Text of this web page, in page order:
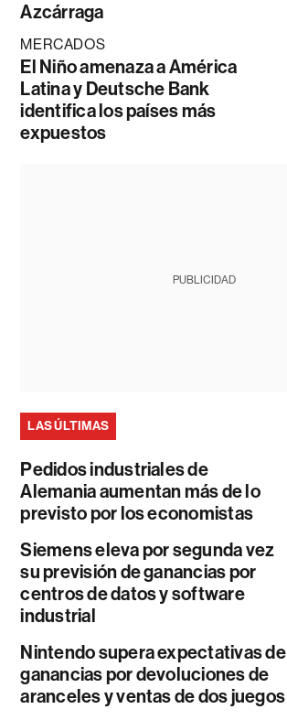
Azcárraga
MERCADOS
El Niño amenaza a América
Latina y Deutsche Bank
identifica los países más
expuestos
PUBLICIDAD
LAS ÚLTIMAS
Pedidos industriales de
Alemania aumentan más de lo
previsto por los economistas
Siemens eleva por segunda vez
su previsión de ganancias por
centros de datos y software
industrial
Nintendo supera expectativas de
ganancias por devoluciones de
aranceles y ventas de dos juegos